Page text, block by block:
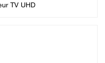
TV UHD